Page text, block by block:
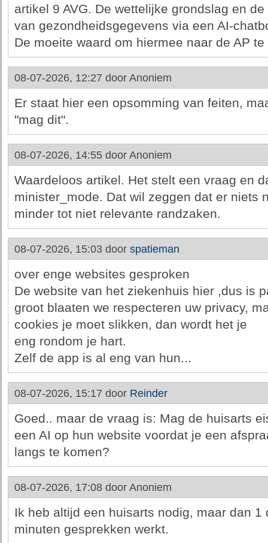
artikel 9 AVG. De wettelijke grondslag en
van gezondheidsgegevens via een AI-
De moeite waard om hiermee naar de AP
08-07-2026, 12:27 door Anoniem
Er staat hier een opsomming van feiten,
"mag dit".
08-07-2026, 14:55 door Anoniem
Waardeloos artikel. Het stelt een vraag en
minister_mode. Dat wil zeggen dat er niets
minder tot niet relevante randzaken.
08-07-2026, 15:03 door spatieman
over enge websites gesproken
De website van het ziekenhuis hier ,dus is
groot blaaten we respecteren uw privacy,
cookies je moet slikken, dan wordt het je
eng rondom je hart.
Zelf de app is al eng van hun...
08-07-2026, 15:17 door Reinder
Goed.. maar de vraag is: Mag de huisarts
een AI op hun website voordat je een
langs te komen?
08-07-2026, 17:08 door Anoniem
Ik heb altijd een huisarts nodig, maar dan
minuten gesprekken werkt.